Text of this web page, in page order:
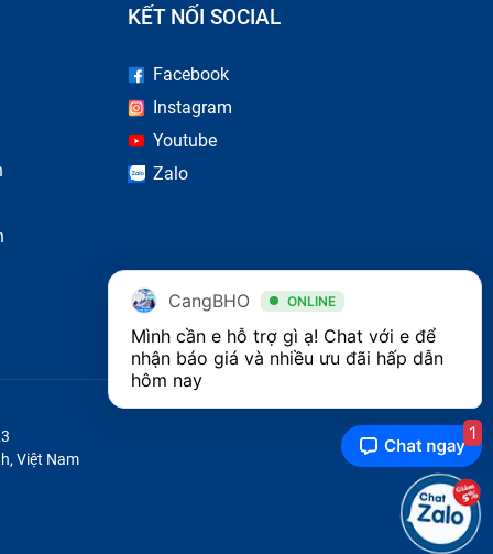
KẾT NỐI SOCIAL
Facebook
Instagram
Youtube
Zalo
Việt Nam
Dạ em là KTV Quốc Thịnh, mình cho
em số điện thoại zalo để em gửi báo
giá qua đó cho mình nha. Em tra đơn
hàng báo lại cho mình ngay ạ
1